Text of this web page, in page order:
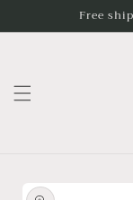
Free